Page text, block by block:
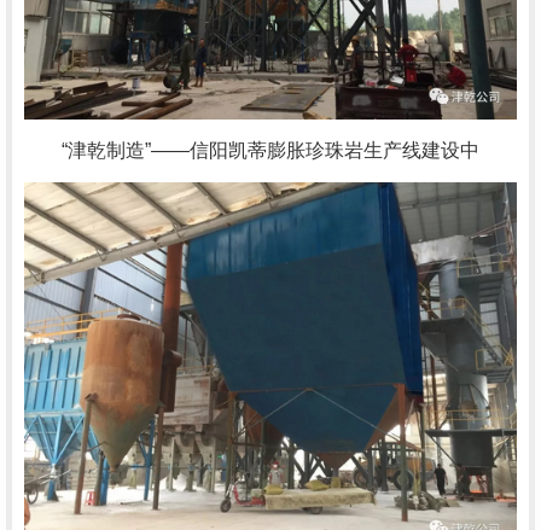
“津乾制造”——信阳凯蒂膨胀珍珠岩生产线建设中